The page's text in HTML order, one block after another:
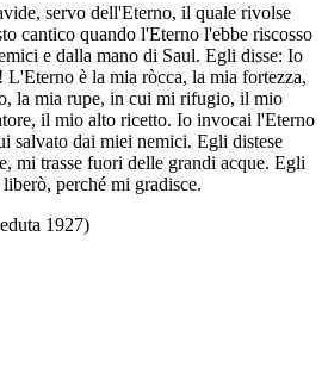
servo dell'Eterno, il quale rivolse
cantico quando l'Eterno l'ebbe riscosso
e dalla mano di Saul. Egli disse: Io
è la mia ròcca, la mia fortezza,
la mia rupe, in cui mi rifugio, il mio
il mio alto ricetto. Io invocai l'Eterno
salvato dai miei nemici. Egli distese
mi trasse fuori delle grandi acque. Egli
perché mi gradisce.
1927)